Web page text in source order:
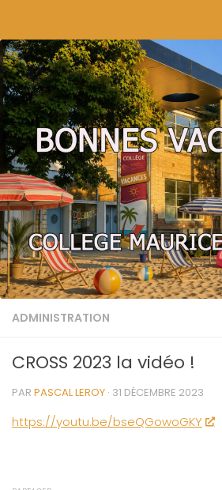
ADMINISTRATION
CROSS 2023 la vidéo !
PAR PASCAL LEROY · 31 DÉCEMBRE 2023
https://youtu.be/bseQGowoGKY